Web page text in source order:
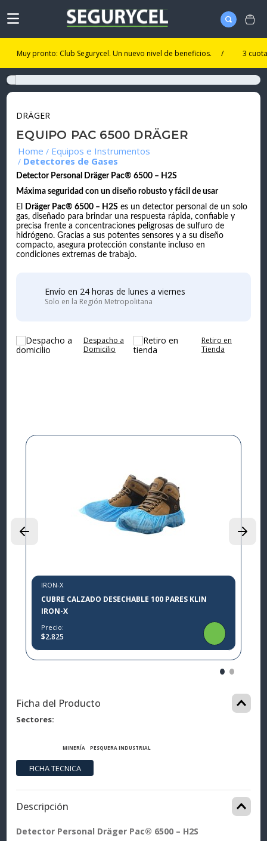
pronto: Club Segurycel. Un nuevo nivel de beneficios. / 3 cuotas sin
DRÄGER
EQUIPO PAC 6500 DRÄGER
Equipos e Instrumentos
Detectores de Gases
Detector Personal Dräger Pac® 6500 – H2S
Máxima seguridad con un diseño robusto y fácil de usar
El
Dräger Pac® 6500 – H2S es un detector personal de un solo
gas, diseñado para brindar una respuesta rápida, confiable y
precisa frente a concentraciones peligrosas de sulfuro de
hidrógeno. Gracias a sus potentes sensores y a su diseño
compacto, asegura protección constante incluso en
condiciones extremas de trabajo.
Envío en 24 horas de lunes a viernes
Solo en la Región Metropolitana
Despacho a
Domicilio
Retiro en
Tienda
IRON-X
CUBRE CALZADO DESECHABLE 100 PARES KLIN
IRON-X
Precio:
$2.825
Ficha del Producto
Sectores
MINERÍA PESQUERA INDUSTRIAL
Descripción
Detector Personal Dräger Pac® 6500 – H2S